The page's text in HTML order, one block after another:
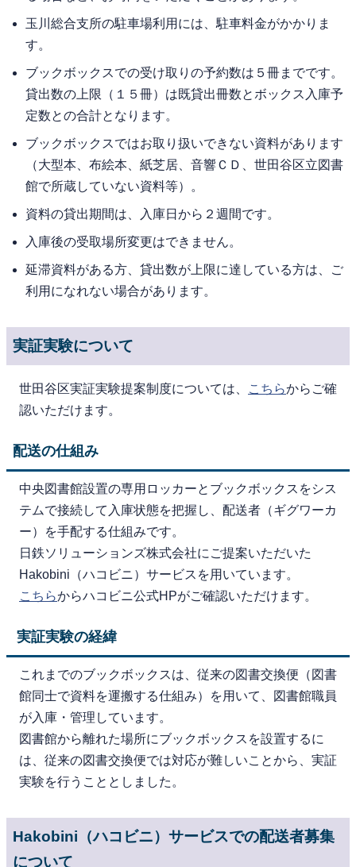
玉川総合支所の駐車場利用には、駐車料金がかかりま
す。
ブックボックスでの受け取りの予約数は５冊までです。
貸出数の上限（１５冊）は既貸出冊数とボックス入庫予
定数との合計となります。
ブックボックスではお取り扱いできない資料があります
（大型本、布絵本、紙芝居、音響ＣＤ、世田谷区立図書
館で所蔵していない資料等）。
資料の貸出期間は、入庫日から２週間です。
入庫後の受取場所変更はできません。
延滞資料がある方、貸出数が上限に達している方は、ご
利用になれない場合があります。
実証実験について
世田谷区実証実験提案制度については、 こちらからご確
認いただけます。
配送の仕組み
中央図書館設置の専用ロッカーとブックボックスをシス
テムで接続して入庫状態を把握し、配送者（ギグワーカ
ー）を手配する仕組みです。
日鉄ソリューションズ株式会社にご提案いただいた
Hakobini（ハコビニ）サービスを用いています。
こちらからハコビニ公式HPがご確認いただけます。
実証実験の経緯
これまでのブックボックスは、従来の図書交換便（図書
館同士で資料を運搬する仕組み）を用いて、図書館職員
が入庫・管理しています。
図書館から離れた場所にブックボックスを設置するに
は、従来の図書交換便では対応が難しいことから、実証
実験を行うこととしました。
Hakobini（ハコビニ）サービスでの配送者募集
について